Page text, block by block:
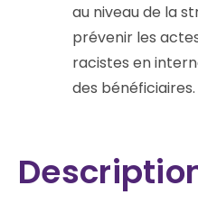
au niveau de la
prévenir les
racistes en
des bénéficiaires.